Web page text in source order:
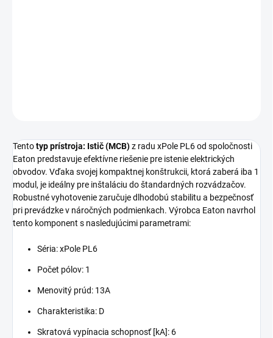
Tentotyp prístroja: Istič (MCB)z radu xPole PL6 od spoločnosti
Eaton predstavuje efektívne riešenie pre istenie elektrických
obvodov. Vďaka svojej kompaktnej konštrukcii, ktorá zaberá iba 1
modul, je ideálny pre inštaláciu do štandardných rozvádzačov.
Robustné vyhotovenie zaručuje dlhodobú stabilitu a bezpečnosť
pri prevádzke v náročných podmienkach. Výrobca Eaton navrhol
tento komponent s nasledujúcimi parametrami:
Séria: xPole PL6
Počet pólov: 1
Menovitý prúd: 13A
Charakteristika: D
Skratová vypínacia schopnosť [kA]: 6